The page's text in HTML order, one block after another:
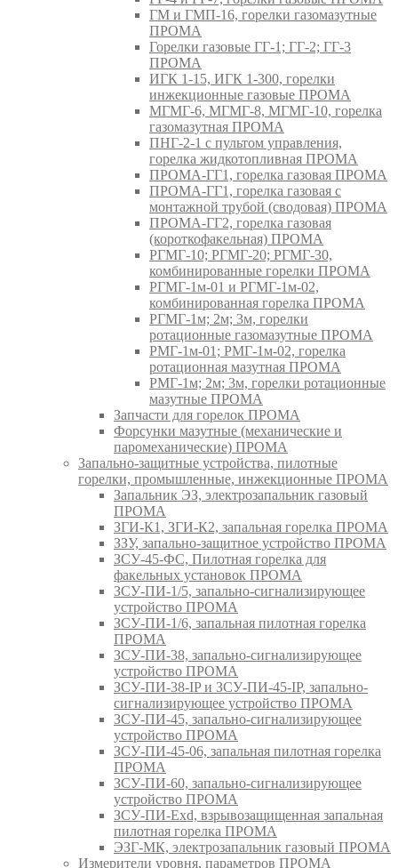
ГМ и ГМП-16, горелки газомазутные
ПРОМА
Горелки газовые ГГ-1; ГГ-2; ГГ-3
ПРОМА
ИГК 1-15, ИГК 1-300, горелки
инжекционные газовые ПРОМА
МГМГ-6, МГМГ-8, МГМГ-10, горелка
газомазутная ПРОМА
ПНГ-2-1 с пультом управления,
горелка жидкотопливная ПРОМА
ПРОМА-ГГ1, горелка газовая ПРОМА
ПРОМА-ГГ1, горелка газовая с
монтажной трубой (сводовая) ПРОМА
ПРОМА-ГГ2, горелка газовая
(короткофакельная) ПРОМА
РГМГ-10; РГМГ-20; РГМГ-30,
комбинированные горелки ПРОМА
РГМГ-1м-01 и РГМГ-1м-02,
комбинированная горелка ПРОМА
РГМГ-1м; 2м; 3м, горелки
ротационные газомазутные ПРОМА
РМГ-1м-01; РМГ-1м-02, горелка
ротационная мазутная ПРОМА
РМГ-1м; 2м; 3м, горелки ротационные
мазутные ПРОМА
Запчасти для горелок ПРОМА
Форсунки мазутные (механические и
паромеханические) ПРОМА
Запально-защитные устройства, пилотные
горелки, промышленные, инжекционные ПРОМА
Запальник ЭЗ, электрозапальник газовый
ПРОМА
ЗГИ-К1, ЗГИ-К2, запальная горелка ПРОМА
ЗЗУ, запально-защитное устройство ПРОМА
ЗСУ-45-ФС, Пилотная горелка для
факельных установок ПРОМА
ЗСУ-ПИ-1/5, запально-сигнализирующее
устройство ПРОМА
ЗСУ-ПИ-1/6, запальная пилотная горелка
ПРОМА
ЗСУ-ПИ-38, запально-сигнализирующее
устройство ПРОМА
ЗСУ-ПИ-38-IP и ЗСУ-ПИ-45-IP, запально-
сигнализирующее устройство ПРОМА
ЗСУ-ПИ-45, запально-сигнализирующее
устройство ПРОМА
ЗСУ-ПИ-45-06, запальная пилотная горелка
ПРОМА
ЗСУ-ПИ-60, запально-сигнализирующее
устройство ПРОМА
ЗСУ-ПИ-Exd, взрывозащищенная запальная
пилотная горелка ПРОМА
ЭЗГ-МК, электрозапальник газовый ПРОМА
Измерители уровня, параметров ПРОМА